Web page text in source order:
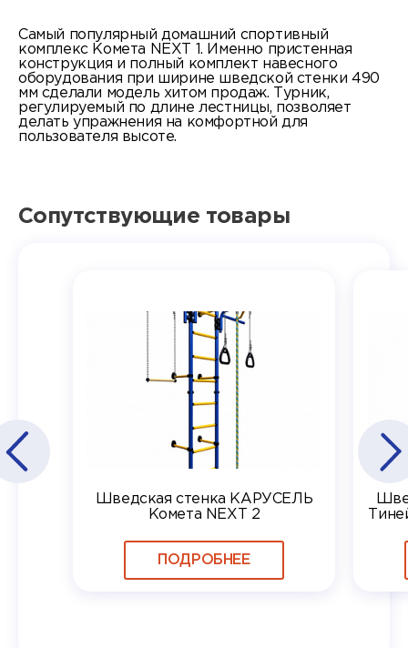
Самый популярный домашний спортивный
комплекс Комета NEXT 1. Именно пристенная
конструкция и полный комплект навесного
оборудования при ширине шведской стенки 490
мм сделали модель хитом продаж. Турник,
регулируемый по длине лестницы, позволяет
делать упражнения на комфортной для
пользователя высоте.
Сопутствующие товары
Шведская стенка КАРУСЕЛЬ
Комета NEXT 2
ПОДРОБНЕЕ